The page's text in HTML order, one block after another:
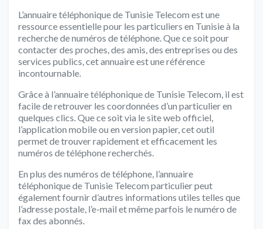
L’annuaire téléphonique de Tunisie Telecom est une
ressource essentielle pour les particuliers en Tunisie à la
recherche de numéros de téléphone. Que ce soit pour
contacter des proches, des amis, des entreprises ou des
services publics, cet annuaire est une référence
incontournable.
Grâce à l’annuaire téléphonique de Tunisie Telecom, il est
facile de retrouver les coordonnées d’un particulier en
quelques clics. Que ce soit via le site web officiel,
l’application mobile ou en version papier, cet outil
permet de trouver rapidement et efficacement les
numéros de téléphone recherchés.
En plus des numéros de téléphone, l’annuaire
téléphonique de Tunisie Telecom particulier peut
également fournir d’autres informations utiles telles que
l’adresse postale, l’e-mail et même parfois le numéro de
fax des abonnés.